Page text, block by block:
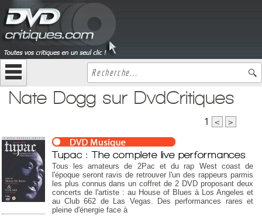
Nate Dogg sur DvdCritiques
1 < >
Tupac : The complete live performances
Tous les amateurs de 2Pac et du rap West coast de
l'époque seront ravis de retrouver l'un des rappeurs parmis
les plus connus dans un coffret de 2 DVD proposant deux
concerts de l'artiste : au House of Blues à Los Angeles et
au Club 662 de Las Vegas. Des performances rares et
pleine d'énergie face à